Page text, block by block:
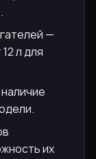
—
л для
их